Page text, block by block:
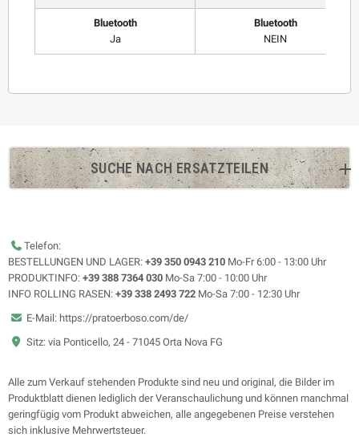
Bluetooth
Ja
Bluetooth
NEIN
SUCHE NACH ERSATZTEILEN
Telefon:
BESTELLUNGEN UND LAGER: +39 350 0943 210 Mo-Fr 6:00 - 13:00 Uhr
PRODUKTINFO: +39 388 7364 030 Mo-Sa 7:00 - 10:00 Uhr
INFO ROLLING RASEN: +39 338 2493 722 Mo-Sa 7:00 - 12:30 Uhr
E-Mail: https://pratoerboso.com/de/
Sitz: via Ponticello, 24 - 71045 Orta Nova FG
Alle zum Verkauf stehenden Produkte sind neu und original, die Bilder im
Produktblatt dienen lediglich der Veranschaulichung und können manchmal
geringfügig vom Produkt abweichen, alle angegebenen Preise verstehen
sich inklusive Mehrwertsteuer.